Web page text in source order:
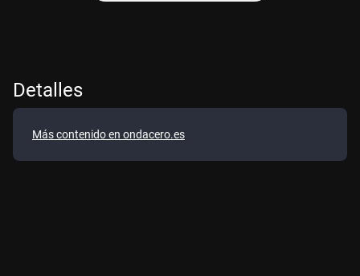
Detalles
Más contenido en ondacero.es